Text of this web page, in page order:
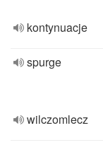
kontynuacje
spurge
wilczomlecz